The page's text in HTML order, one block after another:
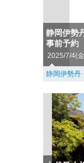
静岡伊勢
事前予約
2025/7/4(
静岡伊勢丹